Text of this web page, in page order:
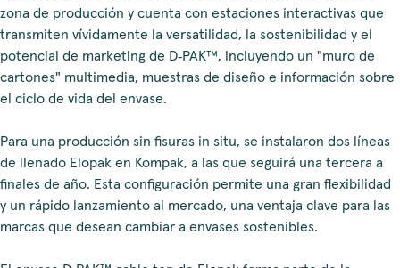
zona de producción y cuenta con estaciones interactivas que
transmiten vívidamente la versatilidad, la sostenibilidad y el
potencial de marketing de D‑PAK™, incluyendo un "muro de
cartones" multimedia, muestras de diseño e información sobre
el ciclo de vida del envase.
Para una producción sin fisuras in situ, se instalaron dos líneas
de llenado Elopak en Kompak, a las que seguirá una tercera a
finales de año. Esta configuración permite una gran flexibilidad
y un rápido lanzamiento al mercado, una ventaja clave para las
marcas que desean cambiar a envases sostenibles.